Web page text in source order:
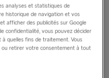
que passager piéton n’est
analyses et statistiques de
historique de navigation et vos
afficher des publicités sur Google
confidentialité, vous pouvez décider
quelles fins de traitement. Vous
retirer votre consentement à tout